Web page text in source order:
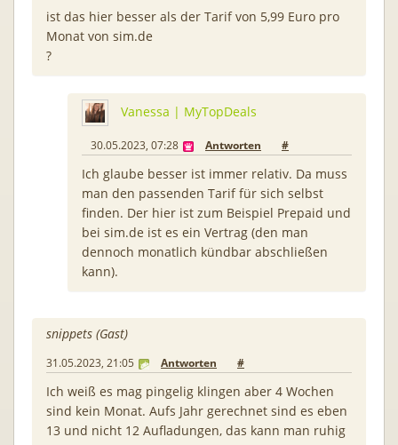
ist das hier besser als der Tarif von 5,99 Euro pro
Monat von sim.de
?
Vanessa | MyTopDeals
30.05.2023, 07:28 Antworten #
Ich glaube besser ist immer relativ. Da muss
man den passenden Tarif für sich selbst
finden. Der hier ist zum Beispiel Prepaid und
bei sim.de ist es ein Vertrag (den man
dennoch monatlich kündbar abschließen
kann).
snippets (Gast)
31.05.2023, 21:05 Antworten #
Ich weiß es mag pingelig klingen aber 4 Wochen
sind kein Monat. Aufs Jahr gerechnet sind es eben
13 und nicht 12 Aufladungen, das kann man ruhig